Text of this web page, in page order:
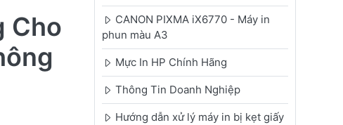
Cho
CANON PIXMA iX6770 - Máy in
phun màu A3
Mực In HP Chính Hãng
Thông Tin Doanh Nghiệp
Hướng dẫn xử lý máy in bị kẹt giấy